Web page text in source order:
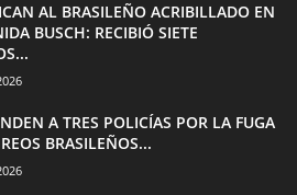
AL BRASILEÑO ACRIBILLADO EN
BUSCH: RECIBIÓ SIETE
A TRES POLICÍAS POR LA FUGA
BRASILEÑOS...